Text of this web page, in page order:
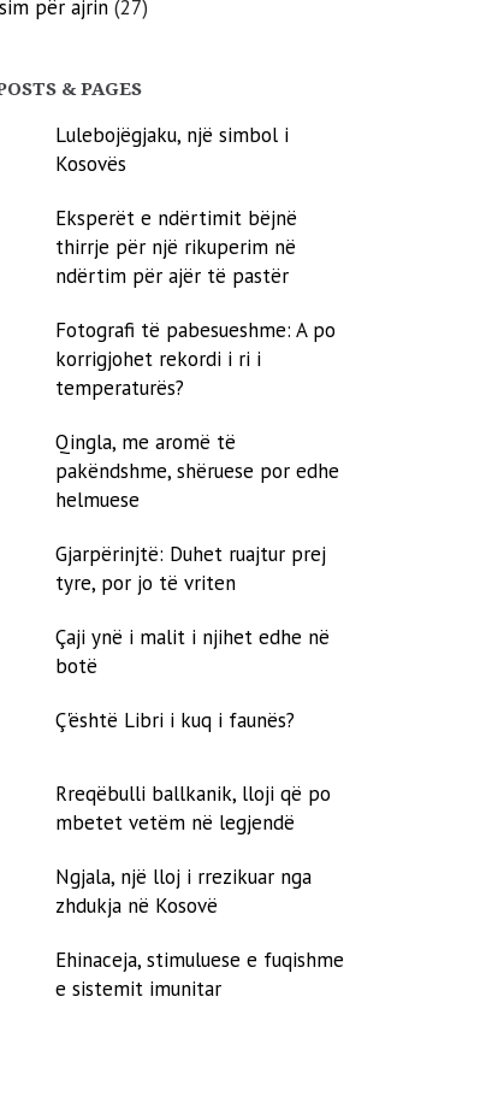
për ajrin (27)
& PAGES
Lulebojëgjaku, një simbol i
Kosovës
Eksperët e ndërtimit bëjnë
thirrje për një rikuperim në
ndërtim për ajër të pastër
Fotografi të pabesueshme: A po
korrigjohet rekordi i ri i
temperaturës?
Qingla, me aromë të
pakëndshme, shëruese por edhe
helmuese
Gjarpërinjtë: Duhet ruajtur prej
tyre, por jo të vriten
Çaji ynë i malit i njihet edhe në
botë
Ç'është Libri i kuq i faunës?
Rreqëbulli ballkanik, lloji që po
mbetet vetëm në legjendë
Ngjala, një lloj i rrezikuar nga
zhdukja në Kosovë
Ehinaceja, stimuluese e fuqishme
e sistemit imunitar